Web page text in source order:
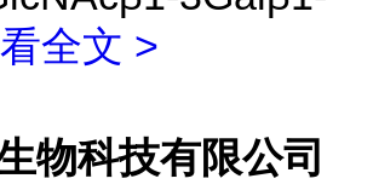
全文 >
物科技有限公司